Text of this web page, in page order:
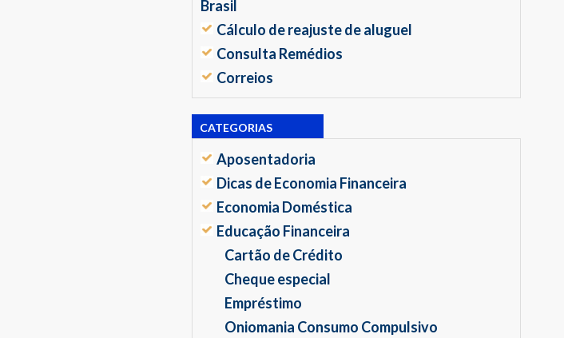
Brasil
Cálculo de reajuste de aluguel
Consulta Remédios
Correios
CATEGORIAS
Aposentadoria
Dicas de Economia Financeira
Economia Doméstica
Educação Financeira
Cartão de Crédito
Cheque especial
Empréstimo
Oniomania Consumo Compulsivo